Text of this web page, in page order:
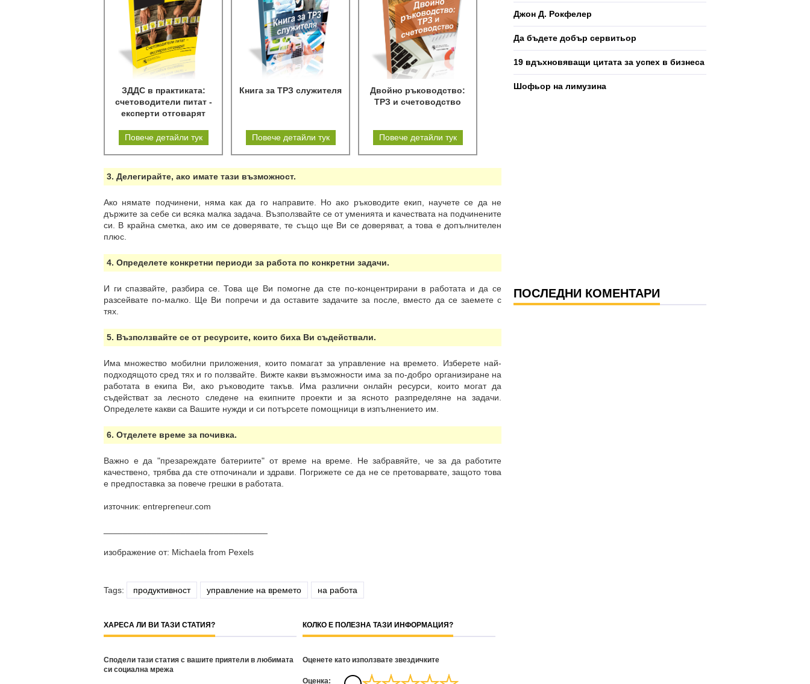
ЗДДС в практиката:
счетоводители питат -
експерти отговарят
Повече детайли тук
Книга за ТРЗ служителя
Повече детайли тук
Двойно ръководство:
ТРЗ и счетоводство
Повече детайли тук
3. Делегирайте, ако имате тази възможност.
Ако нямате подчинени, няма как да го направите. Но ако ръководите екип, научете се да не
държите за себе си всяка малка задача. Възползвайте се от уменията и качествата на подчинените
си. В крайна сметка, ако им се доверявате, те също ще Ви се доверяват, а това е допълнителен
плюс.
4. Определете конкретни периоди за работа по конкретни задачи.
И ги спазвайте, разбира се. Това ще Ви помогне да сте по-концентрирани в работата и да се
разсейвате по-малко. Ще Ви попречи и да оставите задачите за после, вместо да се заемете с
тях.
5. Възползвайте се от ресурсите, които биха Ви съдействали.
Има множество мобилни приложения, които помагат за управление на времето. Изберете най-
подходящото сред тях и го ползвайте. Вижте какви възможности има за по-добро организиране на
работата в екипа Ви, ако ръководите такъв. Има различни онлайн ресурси, които могат да
съдействат за лесното следене на екипните проекти и за ясното разпределяне на задачи.
Определете какви са Вашите нужди и си потърсете помощници в изпълнението им.
6. Отделете време за почивка.
Важно е да "презареждате батериите" от време на време. Не забравяйте, че за да работите
качествено, трябва да сте отпочинали и здрави. Погрижете се да не се претоварвате, защото това
е предпоставка за повече грешки в работата.
източник: entrepreneur.com
изображение от: Michaela from Pexels
Tags: продуктивност управление на времето на работа
ХАРЕСА ЛИ ВИ ТАЗИ СТАТИЯ?
Сподели тази статия с вашите приятели в любимата
си социална мрежа
КОЛКО Е ПОЛЕЗНА ТАЗИ ИНФОРМАЦИЯ?
Оценете като използвате звездичките
Oценка:
Джон Д. Рокфелер
Да бъдете добър сервитьор
19 вдъхновяващи цитата за успех в бизнеса
Шофьор на лимузина
ПОСЛЕДНИ КОМЕНТАРИ